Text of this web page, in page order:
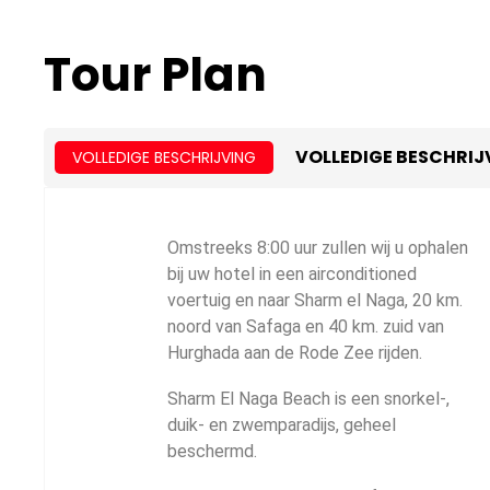
Tour Plan
VOLLEDIGE BESCHRIJVING VOLLEDIGE
Omstreeks 8:00 uur zullen wij u ophalen
bij uw hotel in een airconditioned
voertuig en naar Sharm el Naga, 20 km.
noord van Safaga en 40 km. zuid van
Hurghada aan de Rode Zee rijden.
Sharm El Naga Beach is een snorkel-,
duik- en zwemparadijs, geheel
beschermd.